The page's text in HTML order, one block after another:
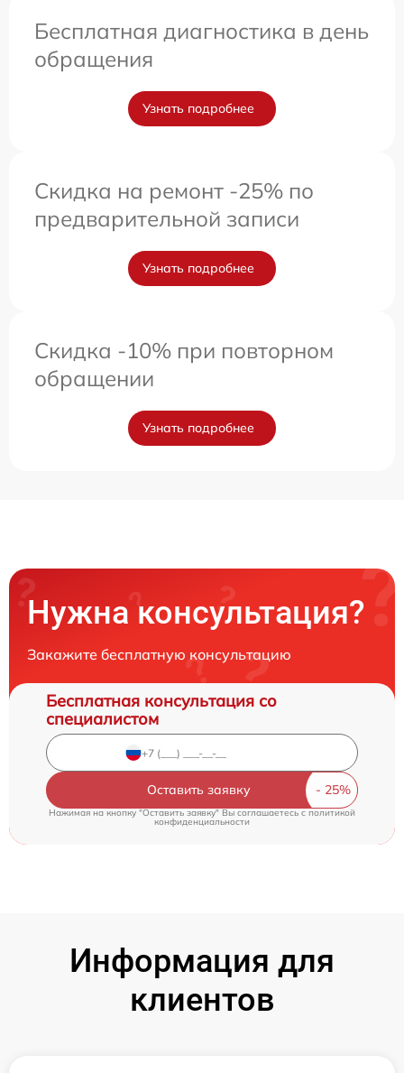
Бесплатная диагностика в день
обращения
Узнать подробнее
Скидка на ремонт -25% по
предварительной записи
Узнать подробнее
Скидка -10% при повторном
обращении
Узнать подробнее
Нужна консультация?
Закажите бесплатную консультацию
Бесплатная консультация со
специалистом
Оставить заявку
Нажимая на кнопку "Оставить заявку" Вы соглашаетесь c политикой
конфиденциальности
Информация для
клиентов